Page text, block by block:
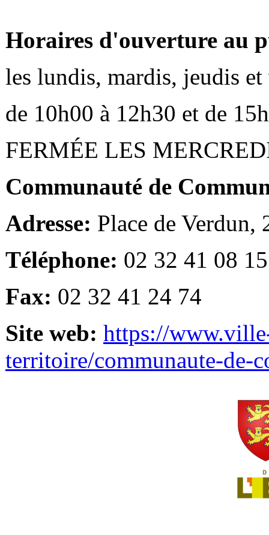
Horaires d'ouverture au
les lundis, mardis, jeudis et
de 10h00 à 12h30 et de
FERMÉE LES
Communauté de
Adresse: Place de Verdun,
Téléphone: 02 32 41 08 15
Fax: 02 32 41 24 74
Site web: https://
territoire/communaute-de-